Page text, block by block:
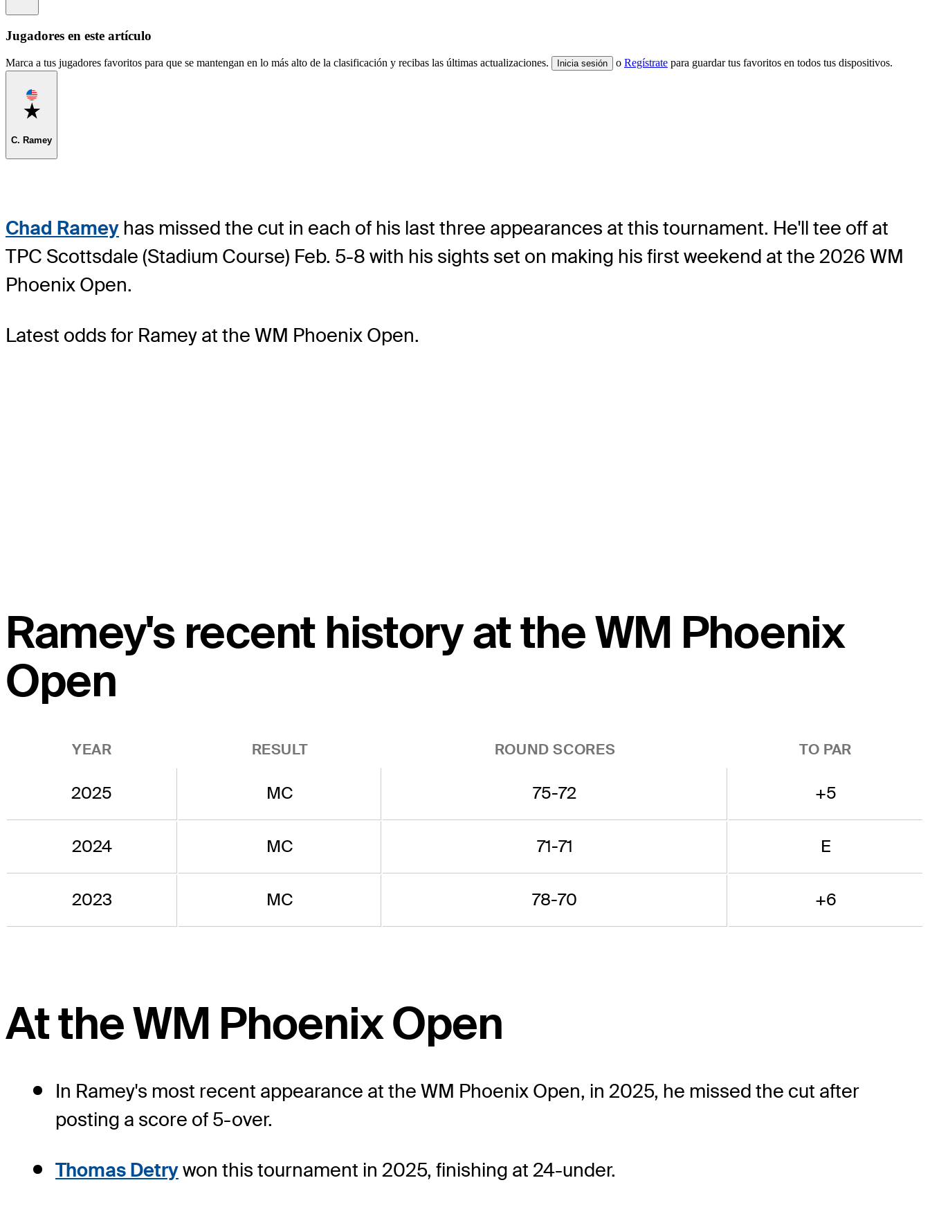
Jugadores en este artículo
Marca a tus jugadores favoritos para que se mantengan en lo más alto de la clasificación y recibas las últimas actualizaciones. Inicia sesión o Regístrate para guardar tus favoritos en todos tus dispositivos.
Favorite
C. Ramey
Chad Ramey has missed the cut in each of his last three appearances at this tournament. He'll tee off at
TPC Scottsdale (Stadium Course) Feb. 5-8 with his sights set on making his first weekend at the 2026 WM
Phoenix Open.
Latest odds for Ramey at the WM Phoenix Open.
Ramey's recent history at the WM Phoenix
Open
YEAR RESULT ROUND SCORES TO PAR
2025 MC 75-72 +5
2024 MC 71-71 E
2023 MC 78-70 +6
At the WM Phoenix Open
In Ramey's most recent appearance at the WM Phoenix Open, in 2025, he missed the cut after
posting a score of 5-over.
Thomas Detrywon this tournament in 2025, finishing at 24-under.